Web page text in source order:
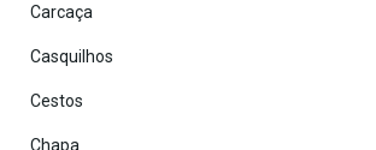
Carcaça
Casquilhos
Cestos
Chapa